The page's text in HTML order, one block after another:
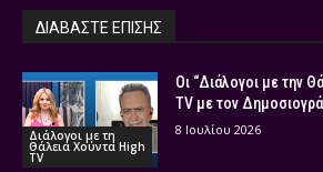
ΔΙΑΒΑΣΤΕ ΕΠΙΣΗΣ
Διάλογοι με τη
Θάλεια Χούντα High
TV
Οι “Διάλογοι με την
TV με τον
8 Ιουλίου 2026